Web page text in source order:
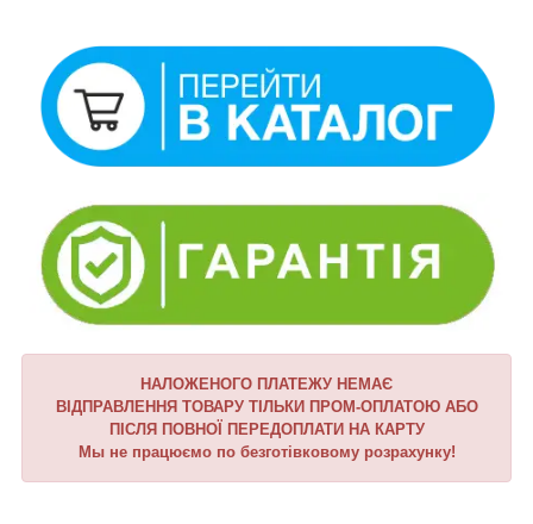
НАЛОЖЕНОГО ПЛАТЕЖУ НЕМАЄ
ВІДПРАВЛЕННЯ ТОВАРУ ТІЛЬКИ ПРОМ-ОПЛАТОЮ АБО
ПІСЛЯ ПОВНОЇ ПЕРЕДОПЛАТИ НА КАРТУ
Мы не працюємо по безготівковому розрахунку!